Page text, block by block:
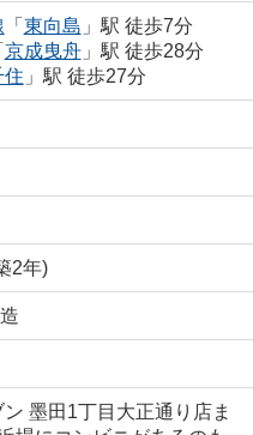
「 東向島 」駅 徒歩7分
京成曳舟」駅 徒歩28分
住 」駅 徒歩27分
2年)
墨田1丁目大正通り店ま